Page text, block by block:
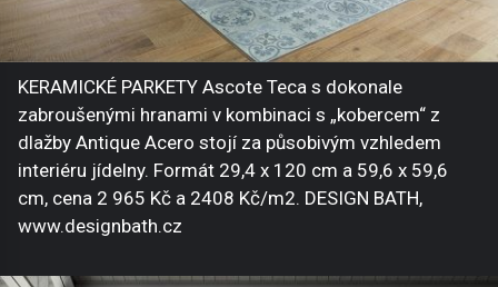
KERAMICKÉ PARKETY Ascote Teca s dokonale
zabroušenými hranami v kombinaci s „kobercem“ z
dlažby Antique Acero stojí za působivým vzhledem
interiéru jídelny. Formát 29,4 x 120 cm a 59,6 x 59,6
cm, cena 2 965 Kč a 2408 Kč/m2. DESIGN BATH,
www.designbath.cz